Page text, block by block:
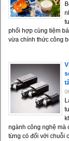
phối hợp cùng tiệm
vừa chính thức công
ngành công nghệ mà
từng có đối với chuỗi